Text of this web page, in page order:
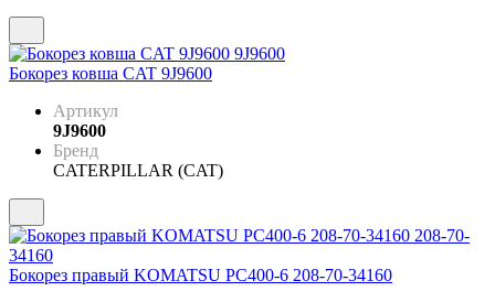
Бокорез ковша CAT 9J9600
Артикул
9J9600
Бренд
CATERPILLAR (CAT)
Бокорез правый KOMATSU PC400-6 208-70-34160